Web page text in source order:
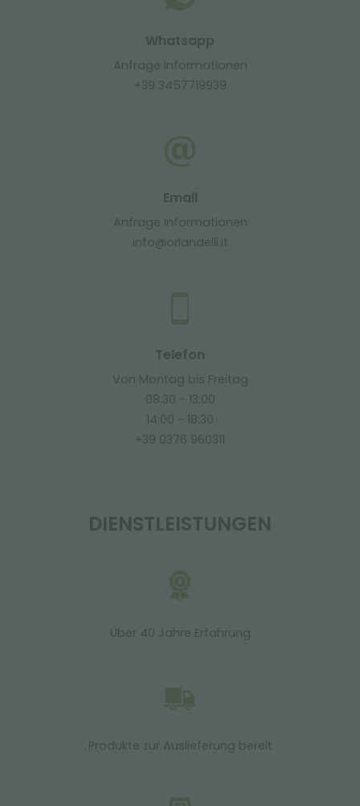
Whatsapp
Anfrage Informationen
+39 3457719939
Email
Anfrage Informationen
info@orlandelli.it
Telefon
Von Montag bis Freitag
08:30 - 13:00
14:00 - 18:30
+39 0376 960311
DIENSTLEISTUNGEN
Über 40 Jahre Erfahrung
Produkte zur Auslieferung bereit